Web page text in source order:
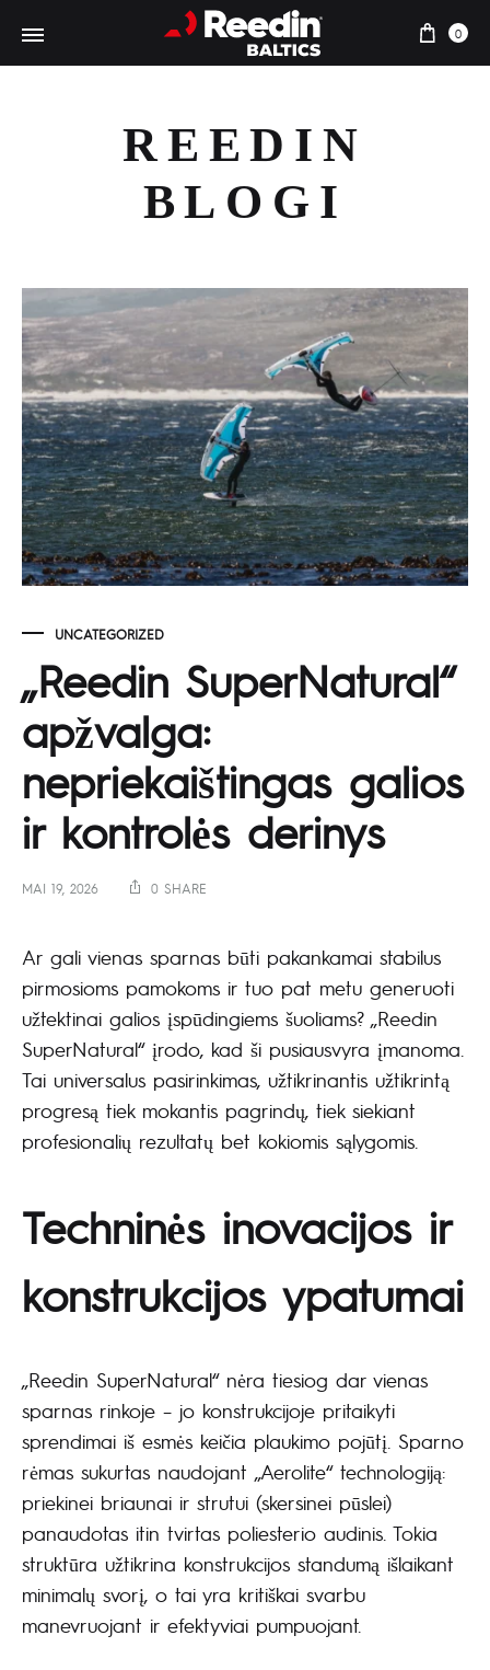
0
REEDIN
BLOGI
UNCATEGORIZED
„Reedin SuperNatural“
apžvalga:
nepriekaištingas galios
ir kontrolės derinys
MAI 19, 2026 0 SHARE
Ar gali vienas sparnas būti pakankamai stabilus
pirmosioms pamokoms ir tuo pat metu generuoti
užtektinai galios įspūdingiems šuoliams? „Reedin
SuperNatural“ įrodo, kad ši pusiausvyra įmanoma.
Tai universalus pasirinkimas, užtikrinantis užtikrintą
progresą tiek mokantis pagrindų, tiek siekiant
profesionalių rezultatų bet kokiomis sąlygomis.
Techninės inovacijos ir
konstrukcijos ypatumai
„Reedin SuperNatural“ nėra tiesiog dar vienas
sparnas rinkoje – jo konstrukcijoje pritaikyti
sprendimai iš esmės keičia plaukimo pojūtį. Sparno
rėmas sukurtas naudojant „Aerolite“ technologiją:
priekinei briaunai ir strutui (skersinei pūslei)
panaudotas itin tvirtas poliesterio audinis. Tokia
struktūra užtikrina konstrukcijos standumą išlaikant
minimalų svorį, o tai yra kritiškai svarbu
manevruojant ir efektyviai pumpuojant.